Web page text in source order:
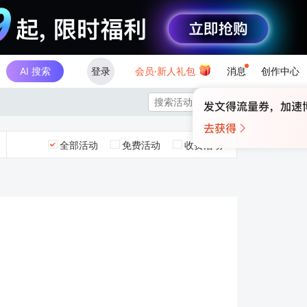
AI 搜索 登录 会员·新人礼包 消息 创作中心

全部活动 免费活动 收费活动